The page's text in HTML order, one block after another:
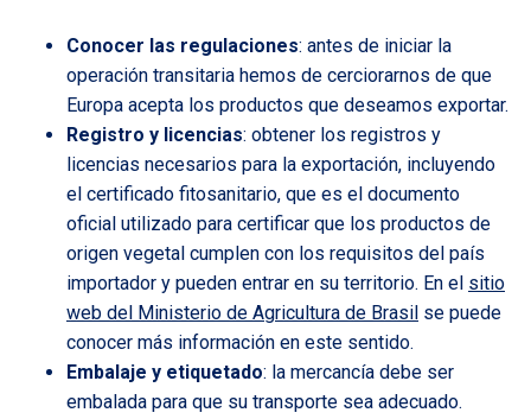
Conocer las regulaciones: antes de iniciar la
operación transitaria hemos de cerciorarnos de que
Europa acepta los productos que deseamos exportar.
Registro y licencias: obtener los registros y
licencias necesarios para la exportación, incluyendo
el certificado fitosanitario, que es el documento
oficial utilizado para certificar que los productos de
origen vegetal cumplen con los requisitos del país
importador y pueden entrar en su territorio. En el sitio
web del Ministerio de Agricultura de Brasil se puede
conocer más información en este sentido.
Embalaje y etiquetado: la mercancía debe ser
embalada para que su transporte sea adecuado.